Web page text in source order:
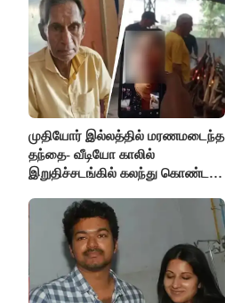
முதியோர் இல்லத்தில் மரணமடைந்த
தந்தை- வீடியோ காலில்
இறுதிச்சடங்கில் கலந்து கொண்ட